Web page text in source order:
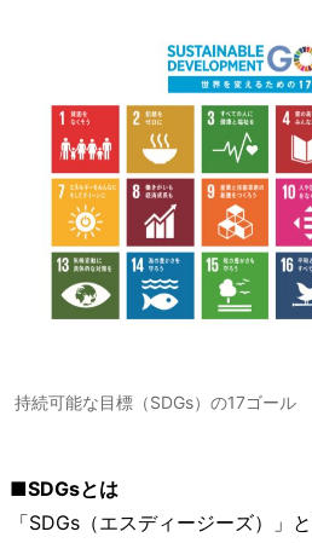
持続可能な目標（SDGs）の17ゴール
■SDGsとは
「SDGs（エスディージーズ）」